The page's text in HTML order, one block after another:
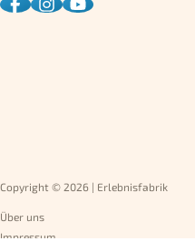
Copyright © 2026 | Erlebnisfabrik
Über uns
Impressum